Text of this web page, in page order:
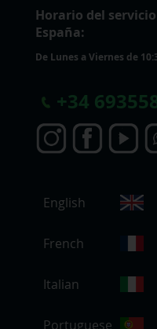
Horario del
España:
De Lunes a Viernes de
+34
English
French
Italian
Portuguese